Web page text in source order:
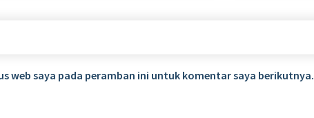
web saya pada peramban ini untuk komentar saya berikutnya.